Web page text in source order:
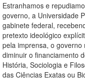
Estranhamos e
governo, a Universidade
gabinete federal,
pretexto ideológico
pela imprensa, o
diminuir o financiamento
História, Sociologia e
das Ciências Exatas ou